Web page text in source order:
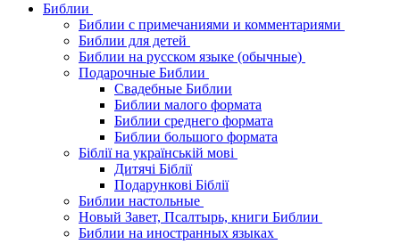
Библии
Библии с примечаниями и комментариями
Библии для детей
Библии на русском языке (обычные)
Подарочные Библии
Свадебные Библии
Библии малого формата
Библии среднего формата
Библии большого формата
Біблії на українській мові
Дитячі Біблії
Подарункові Біблії
Библии настольные
Новый Завет, Псалтырь, книги Библии
Библии на иностранных языках